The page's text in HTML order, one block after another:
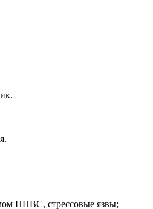
НПВС, стрессовые язвы;